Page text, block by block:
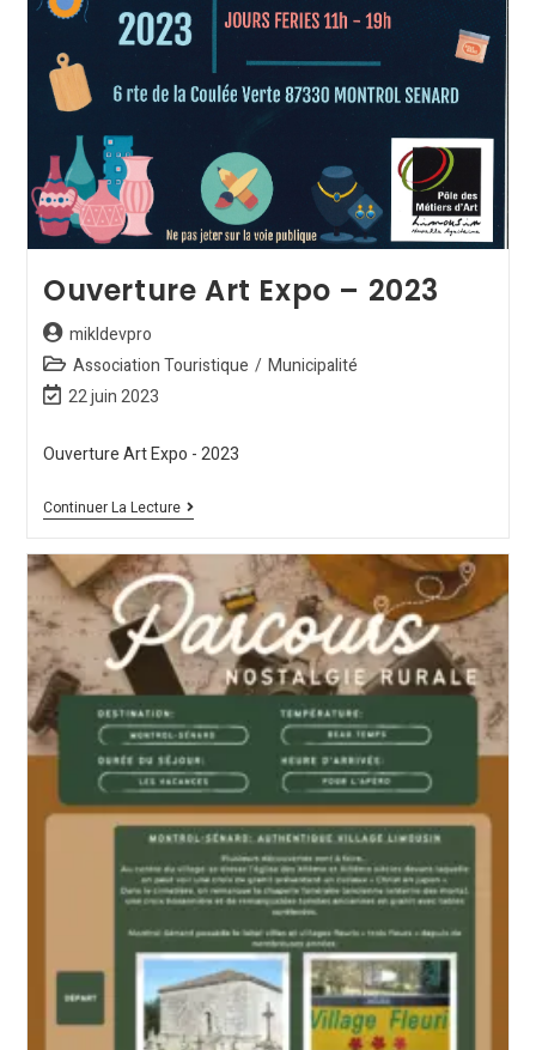
Ouverture Art Expo – 2023
mikldevpro
Association Touristique / Municipalité
22 juin 2023
Ouverture Art Expo - 2023
Continuer La Lecture